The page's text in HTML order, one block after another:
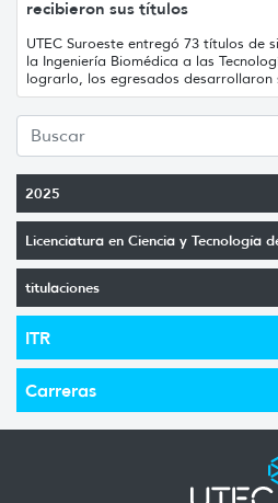
2025
Licenciatura en Ciencia y Tecnología
titulaciones
ITR
Carreras
recibieron sus títulos
UTEC Suroeste entregó 73 títulos de
la Ingeniería Biomédica a las
lograrlo, los egresados desarrollaron